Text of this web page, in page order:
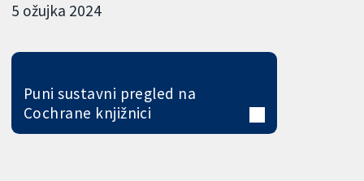
5 ožujka 2024
Puni sustavni pregled na
Cochrane knjižnici